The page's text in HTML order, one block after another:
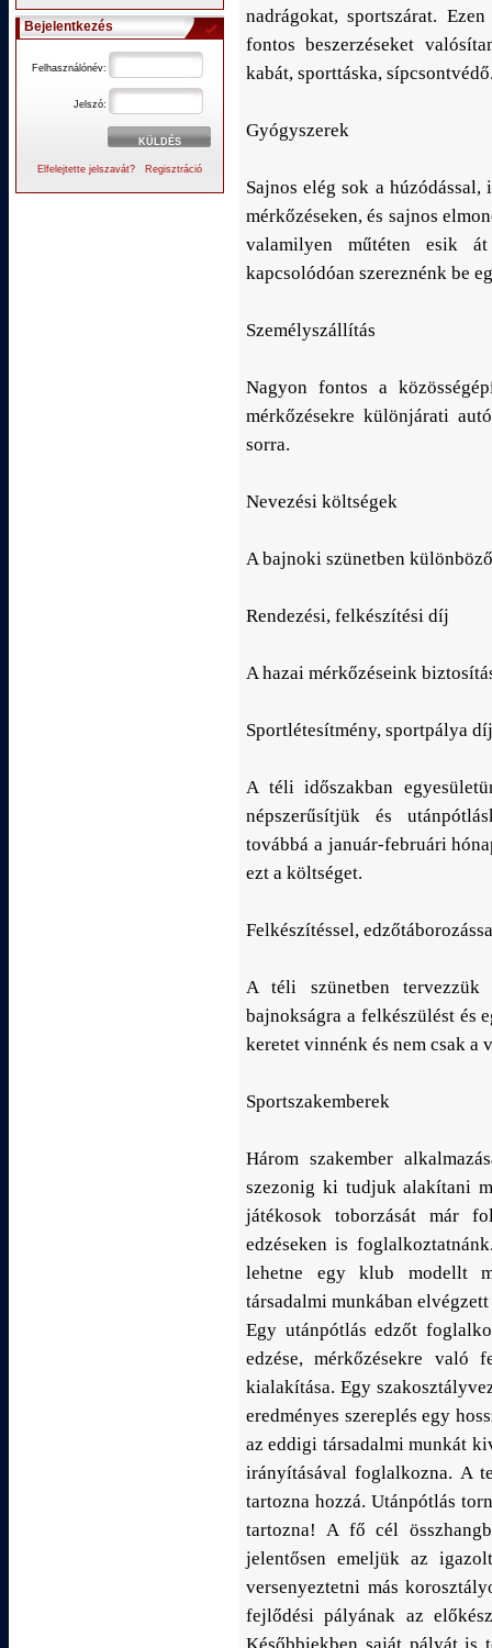
Bejelentkezés
Felhasználónév:
Jelszó:
Elfelejtette jelszavát? Regisztráció
nadrágokat, sportszárat.
fontos beszerzéseket
kabát, sporttáska,
Gyógyszerek
Sajnos elég sok a húzódással,
mérkőzéseken, és sajnos
valamilyen műtéten esik át
kapcsolódóan szereznénk be
Személyszállítás
Nagyon fontos a
mérkőzésekre különjárati
sorra.
Nevezési költségek
A bajnoki szünetben
Rendezési, felkészítési díj
A hazai mérkőzéseink
Sportlétesítmény, sportpálya
A téli időszakban
népszerűsítjük és
továbbá a január-februári
ezt a költséget.
Felkészítéssel,
A téli szünetben
bajnokságra a felkészülést és
keretet vinnénk és nem csak
Sportszakemberek
Három szakember
szezonig ki tudjuk alakítani
játékosok toborzását már
edzéseken is
lehetne egy klub modellt
társadalmi munkában
Egy utánpótlás edzőt
edzése, mérkőzésekre való
kialakítása. Egy
eredményes szereplés egy
az eddigi társadalmi munkát
irányításával foglalkozna. A
tartozna hozzá. Utánpótlás
tartozna! A fő cél
jelentősen emeljük az
versenyeztetni más
fejlődési pályának az